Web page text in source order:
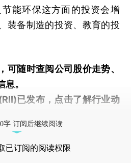
能环保这方面的投资会增
装备制造的投资、教育的投
，可随时查阅公司股价走势、
。
已发布， 点击了解行业动
字 订阅后继续阅读
已订阅的阅读权限